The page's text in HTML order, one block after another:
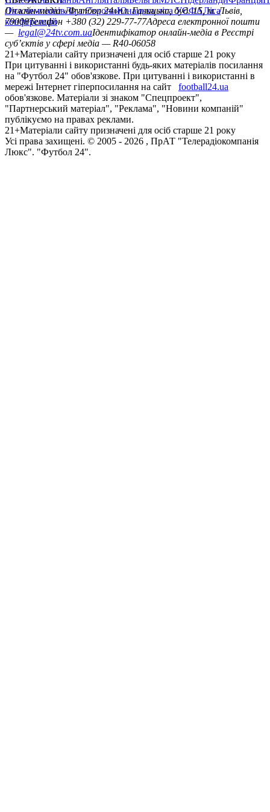
Ліга чемпіонівЛіга ЄвропиЮнацька ліга УЄФАЛіга
конференцій
Онлайн-медіа «Футбол 24»пл. Галицька, буд. 15, м. Львів,
79008Телефон +380 (32) 229-77-77Адреса електронної пошти
— legal@24tv.com.uaІдентифікатор онлайн-медіа в Реєстрі
суб’єктів у сфері медіа — R40-06058
21+Матеріали сайту призначені для осіб старше 21 року
При цитуванні і використанні будь-яких матеріалів посилання
на "Футбол 24" обов'язкове. При цитуванні і використанні в
мережі Інтернет гіперпосилання на сайт
football24.ua
обов'язкове. Матеріали зі знаком "Спецпроект",
"Партнерський матеріал", "Реклама", "Новини компаній"
публікуємо на правах реклами.
21+Матеріали сайту призначені для осіб старше 21 року
Усi права захищенi. © 2005 - 2026 , ПрАТ "Телерадіокомпанія
Люкс". "Футбол 24".